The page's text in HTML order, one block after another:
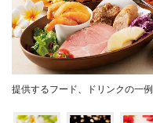
提供するフード、ドリンクの一例